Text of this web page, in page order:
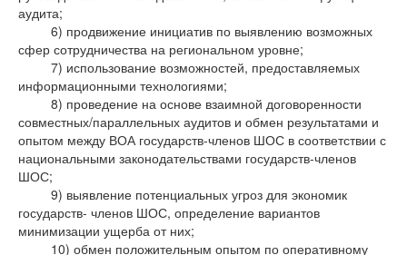
аудита;
6) продвижение инициатив по выявлению возможных
сфер сотрудничества на региональном уровне;
7) использование возможностей, предоставляемых
информационными технологиями;
8) проведение на основе взаимной договоренности
совместных/параллельных аудитов и обмен результатами и
опытом между ВОА государств-членов ШОС в соответствии с
национальными законодательствами государств-членов
ШОС;
9) выявление потенциальных угроз для экономик
государств- членов ШОС, определение вариантов
минимизации ущерба от них;
10) обмен положительным опытом по оперативному